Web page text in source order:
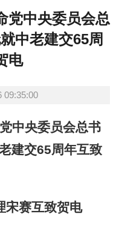
党中央委员会总
中老建交65周
电
09:35:00
中央委员会总书
建交65周年互致
宋赛互致贺电